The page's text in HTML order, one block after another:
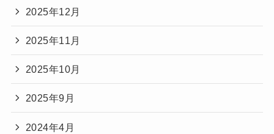
2025年12月
2025年11月
2025年10月
2025年9月
2024年4月